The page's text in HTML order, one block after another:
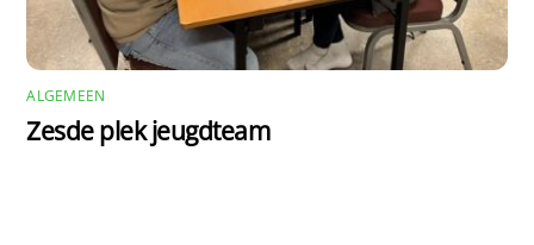
ALGEMEEN
Zesde plek jeugdteam